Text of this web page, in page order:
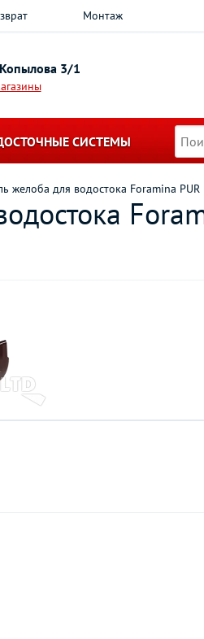
Монтаж
Копылова 3/1
СИСТЕМЫ
желоба для водостока Foramina